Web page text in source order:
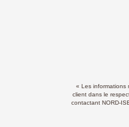
« Les informations
client dans le
contactant NORD-